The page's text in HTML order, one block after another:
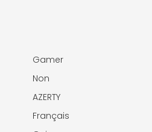
Gamer
Non
AZERTY
Français